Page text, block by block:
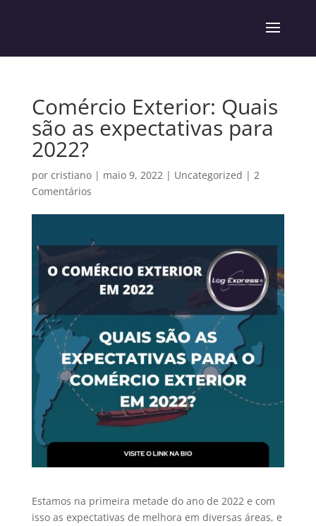
Comércio Exterior: Quais
são as expectativas para
2022?
por cristiano| maio 9, 2022| Uncategorized | 2
Comentários
Estamos na primeira metade do ano de 2022 e com
isso as expectativas de melhora em diversas áreas, e